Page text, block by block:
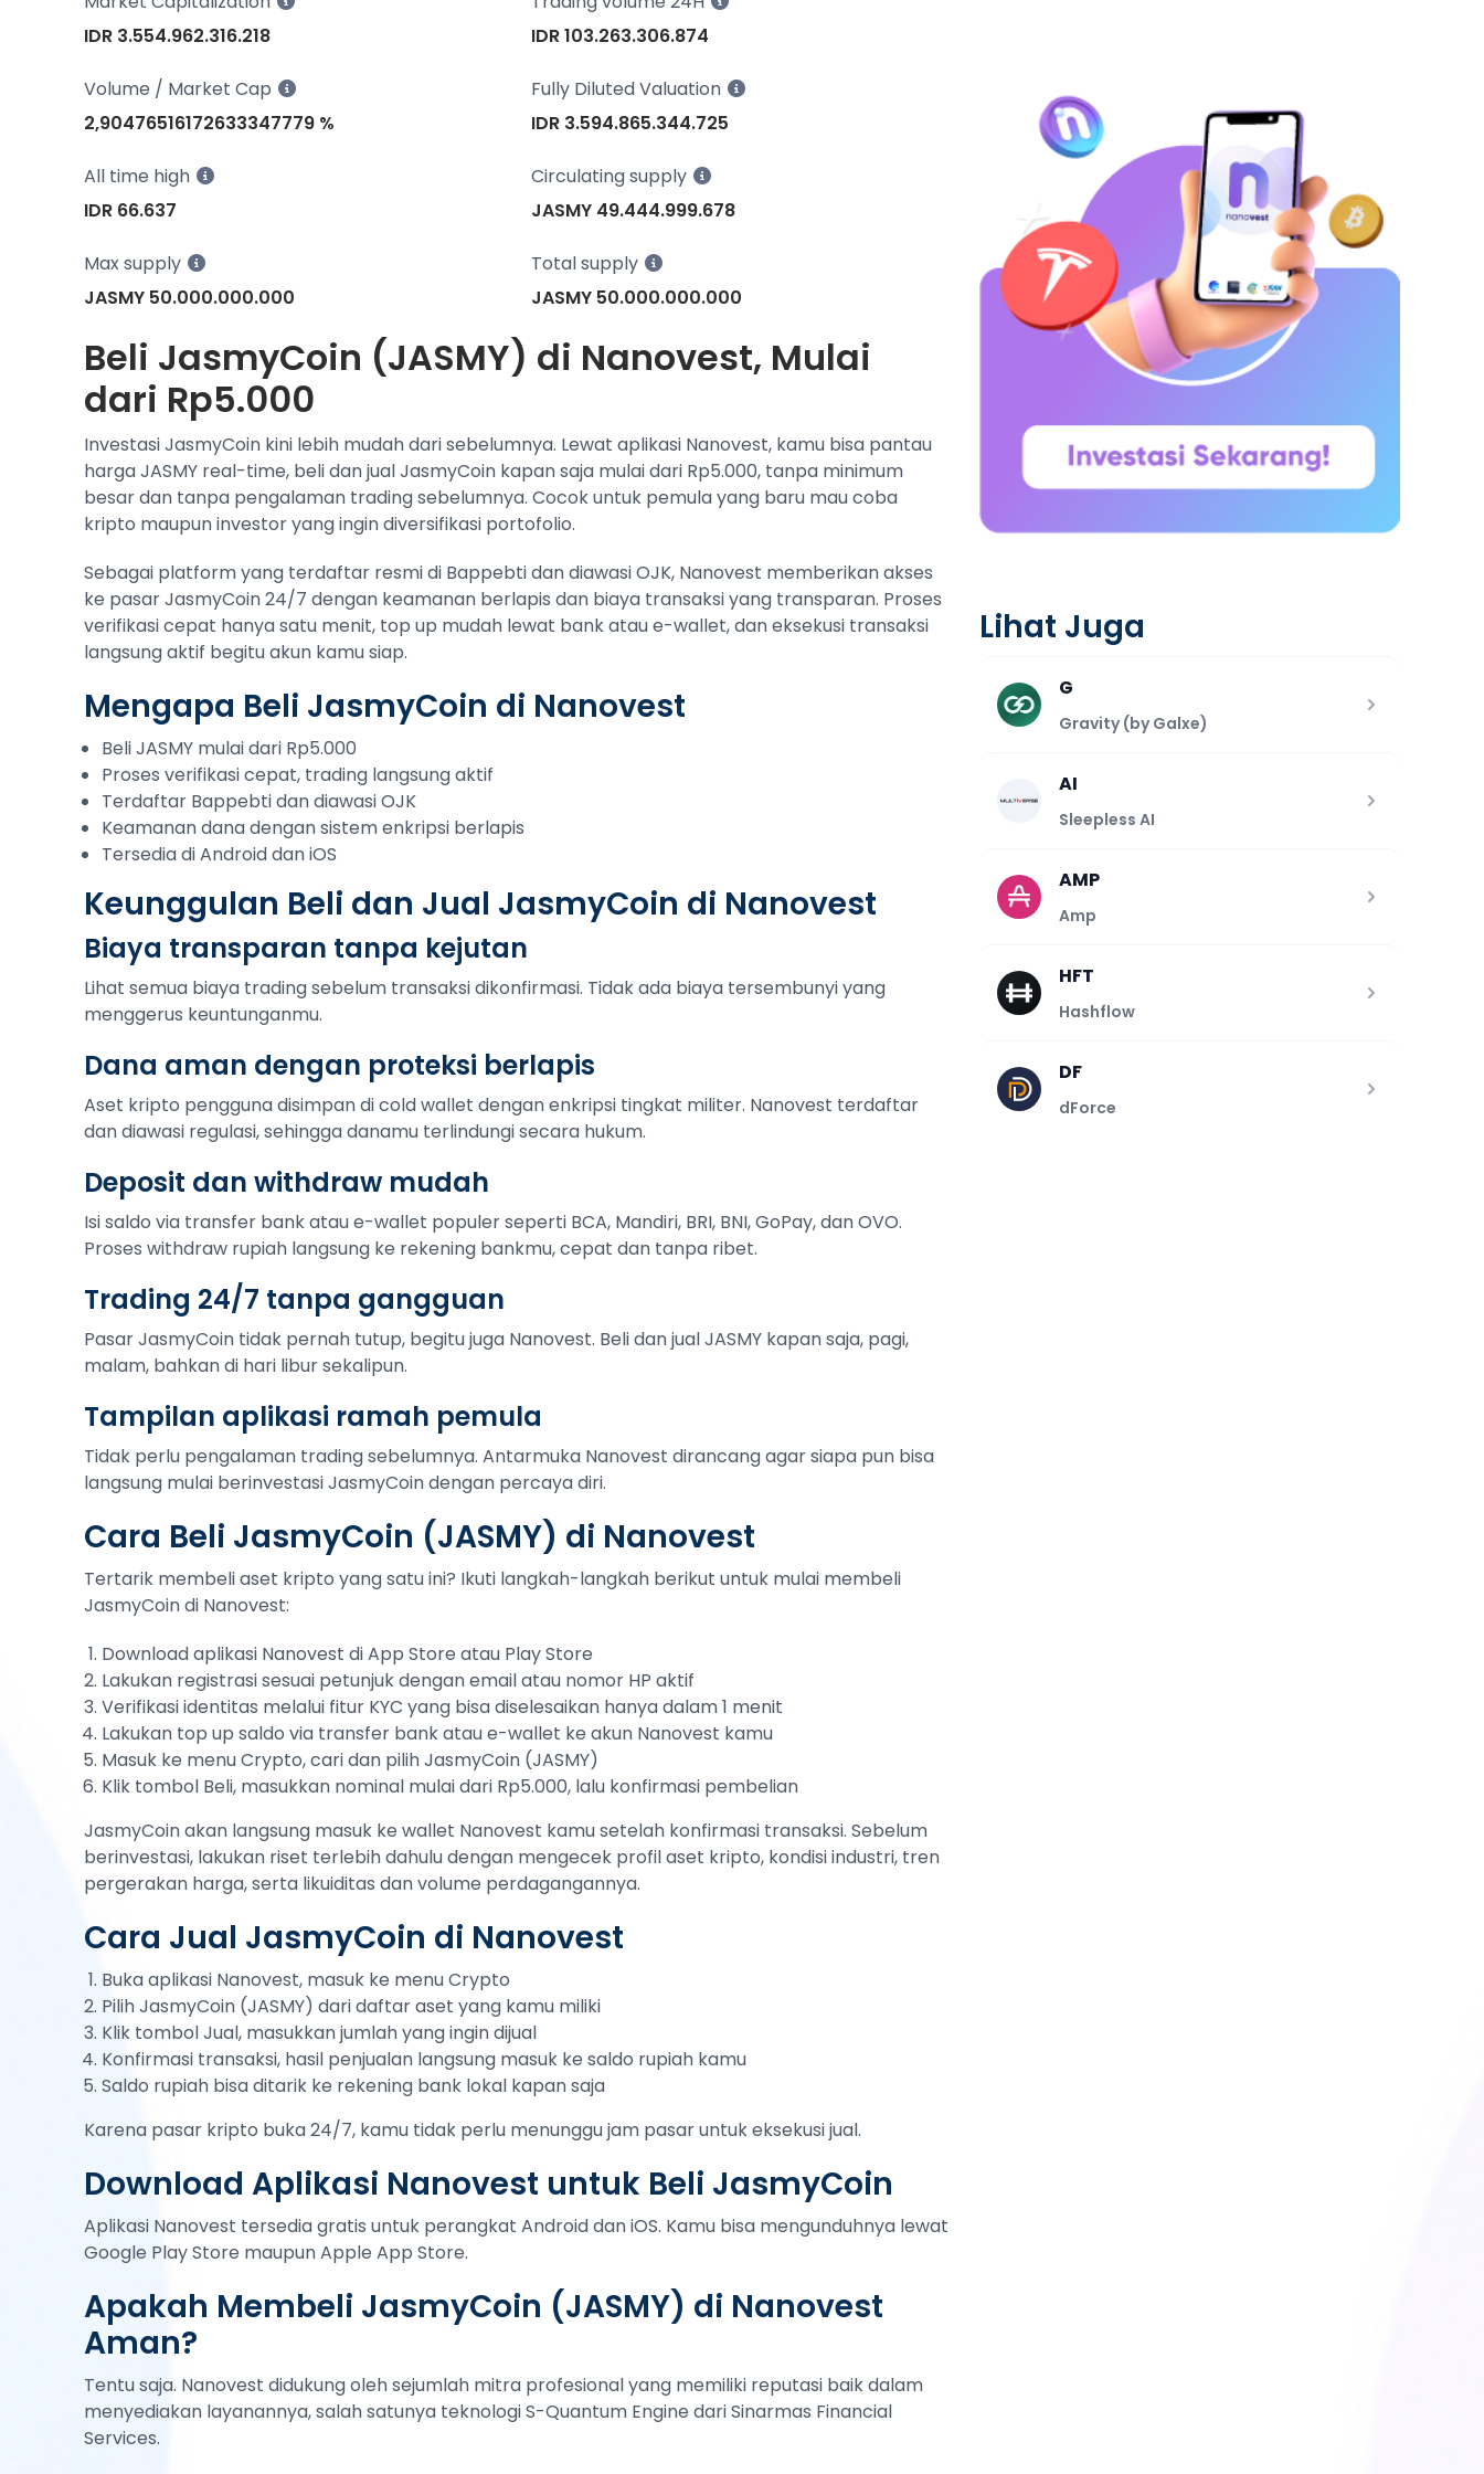
IDR 3.554.962.316.218
IDR 103.263.306.874
Volume / Market Cap
2,90476516172633347779 %
Fully Diluted Valuation
IDR 3.594.865.344.725
All time high
IDR 66.637
Circulating supply
JASMY 49.444.999.678
Max supply
JASMY 50.000.000.000
Total supply
JASMY 50.000.000.000
Beli JasmyCoin (JASMY) di Nanovest, Mulai
dari Rp5.000
Investasi JasmyCoin kini lebih mudah dari sebelumnya. Lewat aplikasi Nanovest, kamu bisa pantau
harga JASMY real-time, beli dan jual JasmyCoin kapan saja mulai dari Rp5.000, tanpa minimum
besar dan tanpa pengalaman trading sebelumnya. Cocok untuk pemula yang baru mau coba
kripto maupun investor yang ingin diversifikasi portofolio.
Sebagai platform yang terdaftar resmi di Bappebti dan diawasi OJK, Nanovest memberikan akses
ke pasar JasmyCoin 24/7 dengan keamanan berlapis dan biaya transaksi yang transparan. Proses
verifikasi cepat hanya satu menit, top up mudah lewat bank atau e-wallet, dan eksekusi transaksi
langsung aktif begitu akun kamu siap.
Mengapa Beli JasmyCoin di Nanovest
Beli JASMY mulai dari Rp5.000
Proses verifikasi cepat, trading langsung aktif
Terdaftar Bappebti dan diawasi OJK
Keamanan dana dengan sistem enkripsi berlapis
Tersedia di Android dan iOS
Keunggulan Beli dan Jual JasmyCoin di Nanovest
Biaya transparan tanpa kejutan
Lihat semua biaya trading sebelum transaksi dikonfirmasi. Tidak ada biaya tersembunyi yang
menggerus keuntunganmu.
Dana aman dengan proteksi berlapis
Aset kripto pengguna disimpan di cold wallet dengan enkripsi tingkat militer. Nanovest terdaftar
dan diawasi regulasi, sehingga danamu terlindungi secara hukum.
Deposit dan withdraw mudah
Isi saldo via transfer bank atau e-wallet populer seperti BCA, Mandiri, BRI, BNI, GoPay, dan OVO.
Proses withdraw rupiah langsung ke rekening bankmu, cepat dan tanpa ribet.
Trading 24/7 tanpa gangguan
Pasar JasmyCoin tidak pernah tutup, begitu juga Nanovest. Beli dan jual JASMY kapan saja, pagi,
malam, bahkan di hari libur sekalipun.
Tampilan aplikasi ramah pemula
Tidak perlu pengalaman trading sebelumnya. Antarmuka Nanovest dirancang agar siapa pun bisa
langsung mulai berinvestasi JasmyCoin dengan percaya diri.
Cara Beli JasmyCoin (JASMY) di Nanovest
Tertarik membeli aset kripto yang satu ini? Ikuti langkah-langkah berikut untuk mulai membeli
JasmyCoin di Nanovest:
Download aplikasi Nanovest di App Store atau Play Store
Lakukan registrasi sesuai petunjuk dengan email atau nomor HP aktif
Verifikasi identitas melalui fitur KYC yang bisa diselesaikan hanya dalam 1 menit
Lakukan top up saldo via transfer bank atau e-wallet ke akun Nanovest kamu
Masuk ke menu Crypto, cari dan pilih JasmyCoin (JASMY)
Klik tombol Beli, masukkan nominal mulai dari Rp5.000, lalu konfirmasi pembelian
JasmyCoin akan langsung masuk ke wallet Nanovest kamu setelah konfirmasi transaksi. Sebelum
berinvestasi, lakukan riset terlebih dahulu dengan mengecek profil aset kripto, kondisi industri, tren
pergerakan harga, serta likuiditas dan volume perdagangannya.
Cara Jual JasmyCoin di Nanovest
Buka aplikasi Nanovest, masuk ke menu Crypto
Pilih JasmyCoin (JASMY) dari daftar aset yang kamu miliki
Klik tombol Jual, masukkan jumlah yang ingin dijual
Konfirmasi transaksi, hasil penjualan langsung masuk ke saldo rupiah kamu
Saldo rupiah bisa ditarik ke rekening bank lokal kapan saja
Karena pasar kripto buka 24/7, kamu tidak perlu menunggu jam pasar untuk eksekusi jual.
Download Aplikasi Nanovest untuk Beli JasmyCoin
Aplikasi Nanovest tersedia gratis untuk perangkat Android dan iOS. Kamu bisa mengunduhnya lewat
Google Play Store maupun Apple App Store.
Apakah Membeli JasmyCoin (JASMY) di Nanovest
Aman?
Tentu saja. Nanovest didukung oleh sejumlah mitra profesional yang memiliki reputasi baik dalam
menyediakan layanannya, salah satunya teknologi S-Quantum Engine dari Sinarmas Financial
Services.
Lihat Juga
G
Gravity (by Galxe)
AI
Sleepless AI
AMP
Amp
HFT
Hashflow
DF
dForce